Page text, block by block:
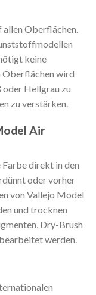
allen Oberflächen.
keine
Oberflächen wird
Hellgrau zu
zu verstärken.
Air
direkt in den
oder vorher
von Vallejo Model
und trocknen
Dry-Brush
werden.